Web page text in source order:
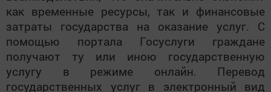
как временные ресурсы, так и финансовые
затраты государства на оказание услуг. С
помощью портала Госуслуги граждане
получают ту или иною государственную
услугу в режиме онлайн. Перевод
государственных услуг в электронный вид